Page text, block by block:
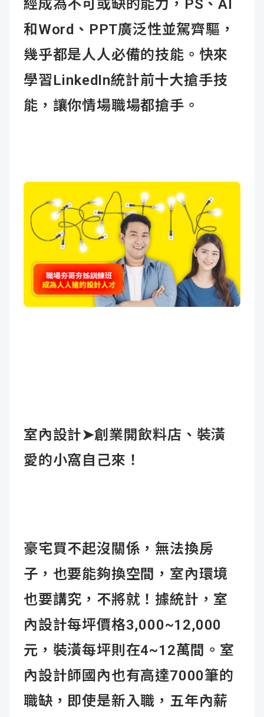
經成為不可或缺的能力，PS、AI
和Word、PPT廣泛性並駕齊驅，
幾乎都是人人必備的技能。快來
學習LinkedIn統計前十大搶手技
能，讓你情場職場都搶手。
室內設計➤創業開飲料店、裝潢
愛的小窩自己來！
豪宅買不起沒關係，無法換房
子，也要能夠換空間，室內環境
也要講究，不將就！據統計，室
內設計每坪價格3,000~12,000
元，裝潢每坪則在4~12萬間。室
內設計師國內也有高達7000筆的
職缺，即使是新入職，五年內薪